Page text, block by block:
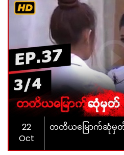
22
Oct
တတိယမြောက်ဆုံမှတ်